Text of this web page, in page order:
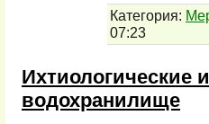
Категория:
07:23
Ихтиологические
водохранилище